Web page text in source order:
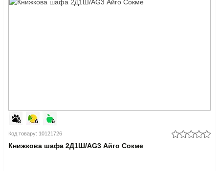
Код товару: 10121726
Книжкова шафа 2Д1Ш/AG3 Айго Сокме